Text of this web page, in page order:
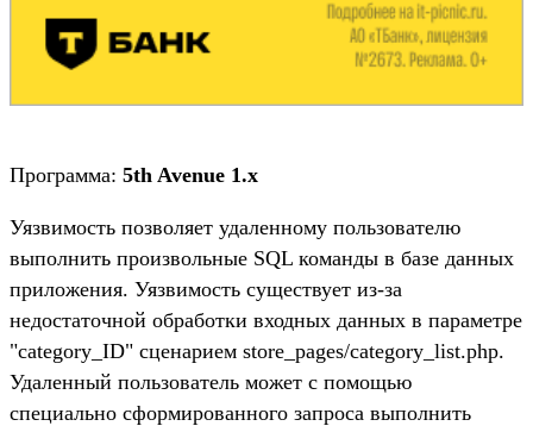
Программа: 5th Avenue 1.x
Уязвимость позволяет удаленному пользователю
выполнить произвольные SQL команды в базе данных
приложения. Уязвимость существует из-за
недостаточной обработки входных данных в параметре
"category_ID" сценарием store_pages/category_list.php.
Удаленный пользователь может с помощью
специально сформированного запроса выполнить